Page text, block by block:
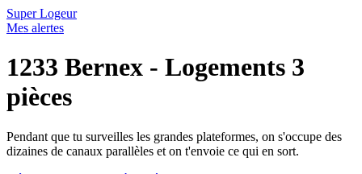
Super Logeur
Mes alertes
1233 Bernex - Logements 3
pièces
Pendant que tu surveilles les grandes plateformes, on s'occupe des
dizaines de canaux parallèles et on t'envoie ce qui en sort.